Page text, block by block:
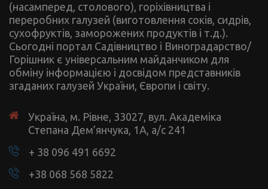
(насамперед, столового), горіхівництва і
переробних галузей (виготовлення соків, сидрів,
сухофруктів, заморожених продуктів і т.д.).
Сьогодні портал Садівництво і Виноградарство/
Горішник є універсальним майданчиком для
обміну інформацією і досвідом представників
згаданих галузей України, Європи і світу.
Україна, м. Рівне, 33027, вул. Академіка
Степана Дем’янчука, 1А, а/с 241
+ 38 096 491 6692
+38 068 568 5822